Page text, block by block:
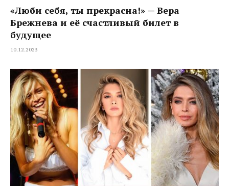
«Люби себя, ты прекрасна!» — Вера
Брежнева и её счастливый билет в
будущее
10.12.2023